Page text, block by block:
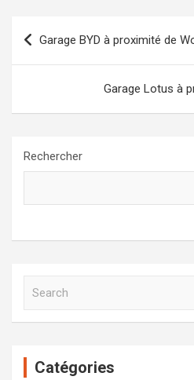
Navigation
de
Garage BYD à proximité de
Garage Lotus à
Rechercher
Catégories